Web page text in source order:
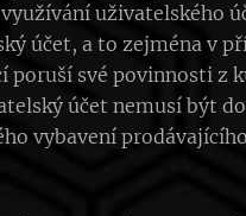
uživatelského
účet, a to zejména v
poruší své povinnosti z
účet nemusí být
vybavení